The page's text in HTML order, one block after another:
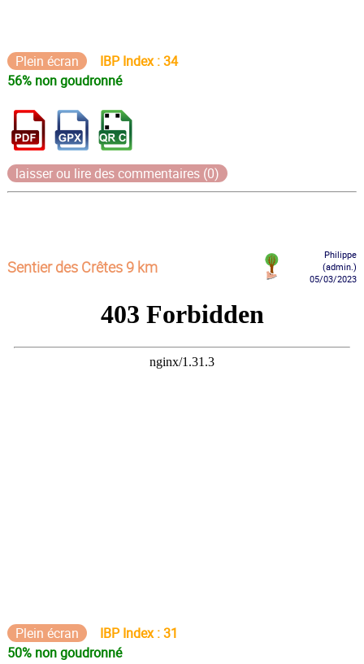
Plein écran
IBP Index : 34
56% non goudronné
laisser ou lire des commentaires (0)
Sentier des Crêtes 9 km
Philippe
(admin.)
05/03/2023
Plein écran
IBP Index : 31
50% non goudronné